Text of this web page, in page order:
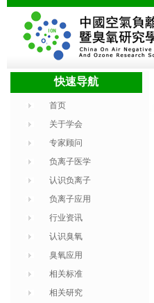
快速导航
首页
关于学会
专家顾问
负离子医学
认识负离子
负离子应用
行业资讯
认识臭氧
臭氧应用
相关标准
相关研究